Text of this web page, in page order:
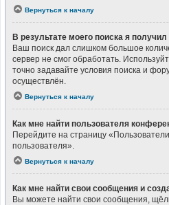
Вернуться к началу
В результате моего поиска я
Ваш поиск дал слишком большое
сервер не смог обработать.
точно задавайте условия поиска и
осуществлён.
Вернуться к началу
Как мне найти пользователя
Перейдите на страницу
пользователя».
Вернуться к началу
Как мне найти свои сообщения и
Вы можете найти свои сообщения,